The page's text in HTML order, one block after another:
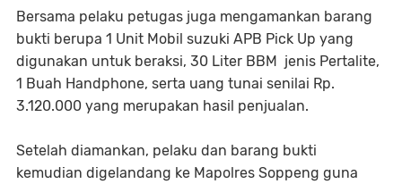
Bersama pelaku petugas juga mengamankan barang
bukti berupa 1 Unit Mobil suzuki APB Pick Up yang
digunakan untuk beraksi, 30 Liter BBM jenis Pertalite,
1 Buah Handphone, serta uang tunai senilai Rp.
3.120.000 yang merupakan hasil penjualan.
Setelah diamankan, pelaku dan barang bukti
kemudian digelandang ke Mapolres Soppeng guna